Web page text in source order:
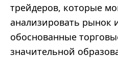
трейдеров, которые
анализировать рынок
обоснованные
значительной